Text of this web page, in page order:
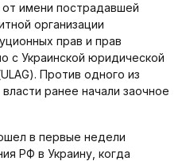
имени пострадавшей
организации
прав и прав
с Украинской юридической
Против одного из
ранее начали заочное
в первые недели
РФ в Украину, когда